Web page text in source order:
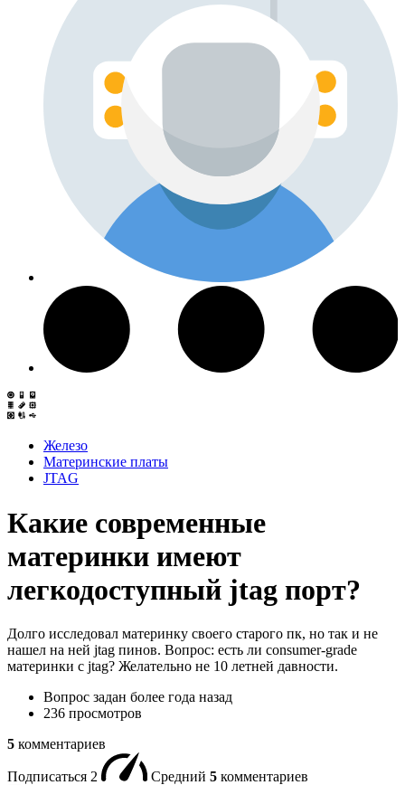
Железо
Материнские платы
JTAG
Какие современные
материнки имеют
легкодоступный jtag порт?
Долго исследовал материнку своего старого пк, но так и не
нашел на ней jtag пинов. Вопрос: есть ли consumer-grade
материнки с jtag? Желательно не 10 летней давности.
Вопрос задан более года назад
236 просмотров
5 комментариев
Подписаться 2 Средний 5 комментариев